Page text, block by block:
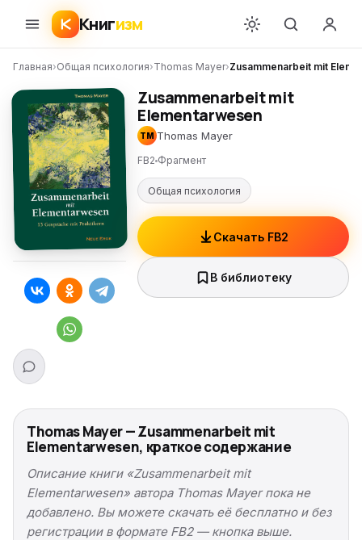
Книгизм
Главная›Общая психология›Thomas Mayer›Zusammenarbeit mit
Zusammenarbeit mit
Elementarwesen
TM Thomas Mayer
FB2 Фрагмент
Общая психология
Скачать FB2
В библиотеку
Thomas Mayer — Zusammenarbeit mit
Elementarwesen, краткое содержание
Описание книги «Zusammenarbeit mit
Elementarwesen» автора Thomas Mayer пока не
добавлено. Вы можете скачать её бесплатно и без
регистрации в формате FB2 — кнопка выше.